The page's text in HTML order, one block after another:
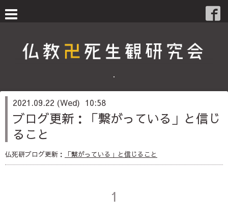
・
2021.09.22 (Wed) 10:58
ブログ更新：「繋がっている」と信じ
ること
仏死研ブログ更新： 「繋がっている」と信じること
1